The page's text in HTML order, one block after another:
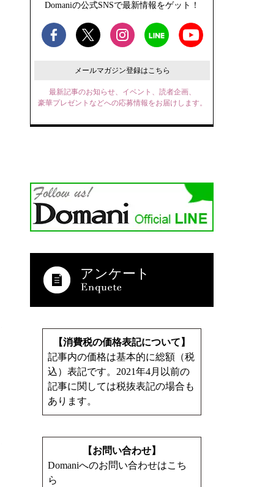
Domaniの公式SNSで最新情報をゲット！
メールマガジン登録はこちら
最新記事のお知らせ、イベント、読者企画、
豪華プレゼントなどへの応募情報をお届けします。
アンケート
【消費税の価格表記について】
記事内の価格は基本的に総額（税
込）表記です。2021年4月以前の
記事に関しては税抜表記の場合も
あります。
【お問い合わせ】
Domaniへのお問い合わせはこち
ら